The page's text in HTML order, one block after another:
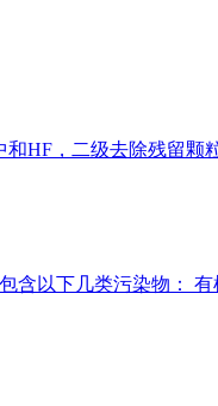
HF，二级去除残留颗
含以下几类污染物：